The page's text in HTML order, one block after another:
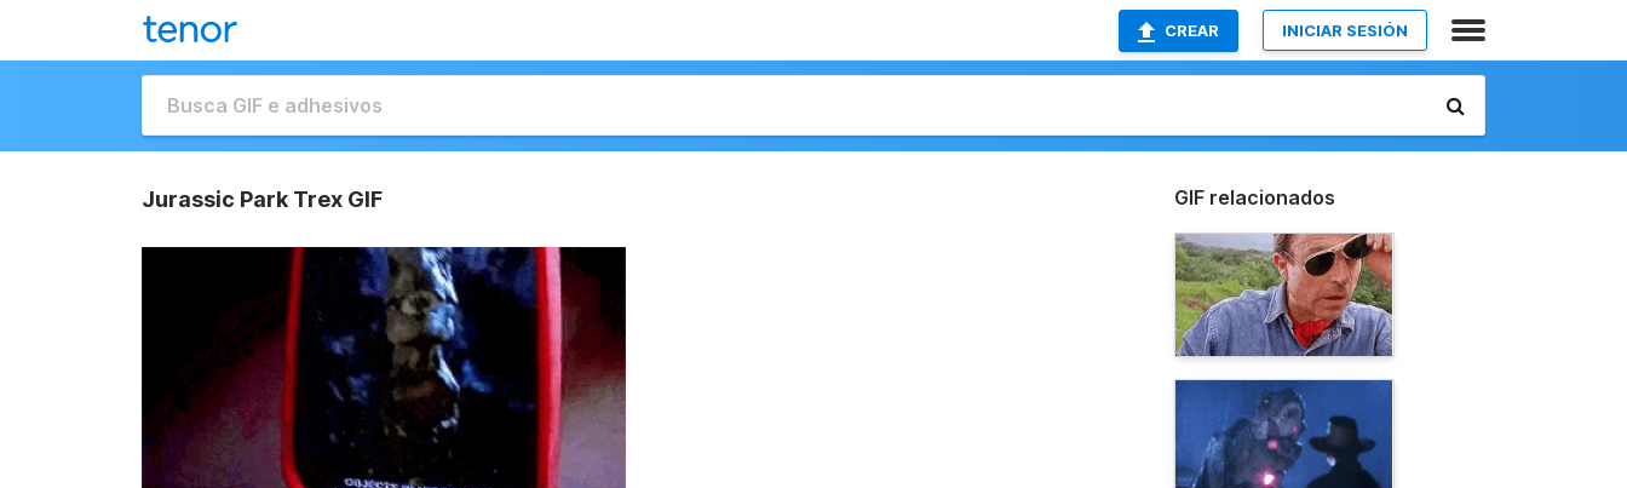
CREAR INICIAR SESIÓN
Jurassic Park Trex GIF GIF relacionados